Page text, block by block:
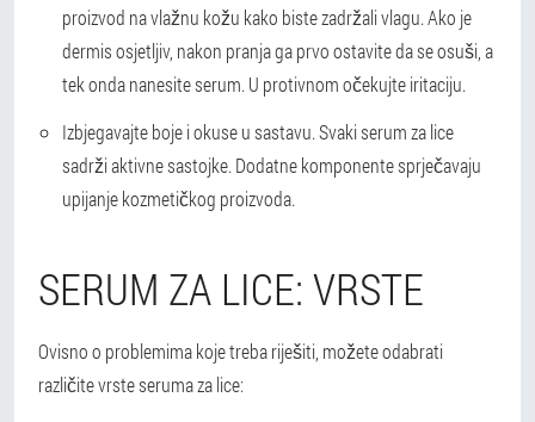
proizvod na vlažnu kožu kako biste zadržali vlagu. Ako je
dermis osjetljiv, nakon pranja ga prvo ostavite da se osuši, a
tek onda nanesite serum. U protivnom očekujte iritaciju.
Izbjegavajte boje i okuse u sastavu. Svaki serum za lice
sadrži aktivne sastojke. Dodatne komponente sprječavaju
upijanje kozmetičkog proizvoda.
SERUM ZA LICE: VRSTE
Ovisno o problemima koje treba riješiti, možete odabrati
različite vrste seruma za lice: